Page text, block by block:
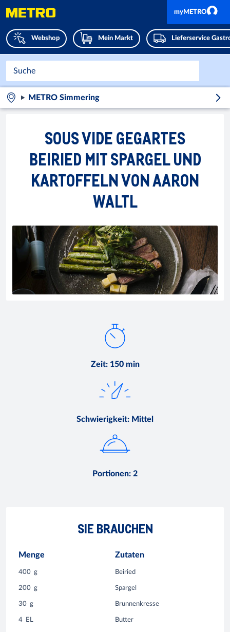
Webshop Mein Markt Lieferservice
myMETRO
METRO Simmering
SOUS VIDE GEGARTES
BEIRIED MIT SPARGEL UND
KARTOFFELN VON AARON
WALTL
Zeit: 150 min
Schwierigkeit: Mittel
Portionen: 2
SIE BRAUCHEN
Menge Zutaten
400 g Beiried
200 g Spargel
30 g Brunnenkresse
4 EL Butter